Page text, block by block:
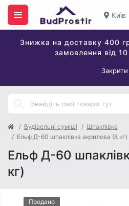
Київ
Знижка на доставку 400
замовлення від
Закрити
Будівельні суміші
Шпаклівка
Ельф Д-60 шпаклівка акрилова (8 кг)
Ельф Д-60
кг)
Продано